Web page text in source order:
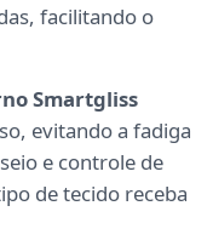
facilitando o
Smartgliss
evitando a fadiga
e controle de
de tecido receba